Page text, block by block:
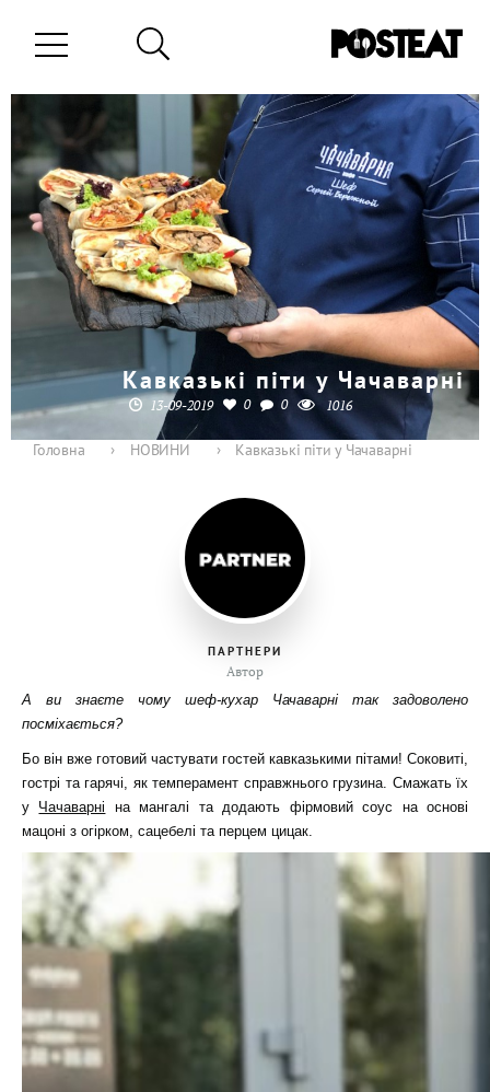
Кавказькі піти у Чачаварні
13-09-2019 0 0 1016
Головна › НОВИНИ › Кавказькі піти у Чачаварні
ПАРТНЕРИ
Автор
А ви знаєте чому шеф-кухар Чачаварні так задоволено
посміхається?
Бо він вже готовий частувати гостей кавказькими пітами! Соковиті,
гострі та гарячі, як темперамент справжнього грузина. Смажать їх
у Чачаварні на мангалі та додають фірмовий соус на основі
мацоні з огірком, сацебелі та перцем цицак.